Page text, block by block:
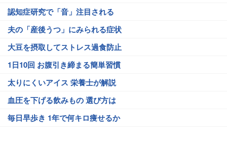
認知症研究で「音」注目される
夫の「産後うつ」にみられる症状
大豆を摂取してストレス過食防止
1日10回 お腹引き締まる簡単習慣
太りにくいアイス 栄養士が解説
血圧を下げる飲みもの 選び方は
毎日早歩き 1年で何キロ痩せるか